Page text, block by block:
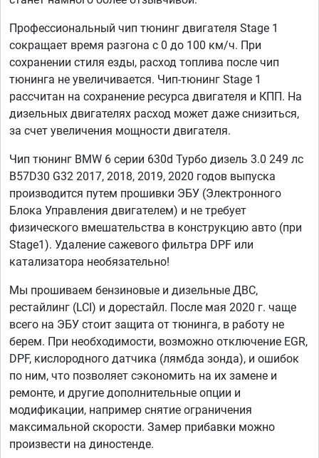
Профессиональный чип тюнинг двигателя Stage 1
сокращает время разгона с 0 до 100 км/ч. При
сохранении стиля езды, расход топлива после чип
тюнинга не увеличивается. Чип-тюнинг Stage 1
рассчитан на сохранение ресурса двигателя и КПП. На
дизельных двигателях расход может даже снизиться,
за счет увеличения мощности двигателя.
Чип тюнинг BMW 6 серии 630d Турбо дизель 3.0 249 лс
B57D30 G32 2017, 2018, 2019, 2020 годов выпуска
производится путем прошивки ЭБУ (Электронного
Блока Управления двигателем) и не требует
физического вмешательства в конструкцию авто (при
Stage1). Удаление сажевого фильтра DPF или
катализатора необязательно!
Мы прошиваем бензиновые и дизельные ДВС,
рестайлинг (LCI) и дорестайл. После мая 2020 г. чаще
всего на ЭБУ стоит защита от тюнинга, в работу не
берем. При необходимости, возможно отключение EGR,
DPF, кислородного датчика (лямбда зонда), и ошибок
по ним, что позволяет сэкономить на их замене и
ремонте, и другие дополнительные опции и
модификации, например снятие ограничения
максимальной скорости. Замер прибавки можно
произвести на диностенде.